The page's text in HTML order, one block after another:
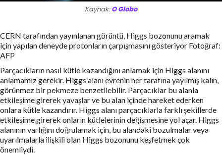
Kaynak:O Globo
CERN tarafından yayınlanan görüntü, Higgs bozonunu aramak
için yapılan deneyde protonların çarpışmasını gösteriyor Fotoğraf:
AFP
Parçacıkların nasıl kütle kazandığını anlamak için Higgs alanını
anlamamız gerekir. Higgs alanı evrenin her tarafına yayılmış kalın,
görünmez bir pekmeze benzetilebilir. Parçacıklar bu alanla
etkileşime girerek yavaşlar ve bu alan içinde hareket ederken
onlara kütle kazandırır. Higgs alanı parçacıklarla farklı şekillerde
etkileşime girerek onların kütlelerinin değişmesine yol açar. Higgs
alanının varlığını doğrulamak için, bu alandaki bozulmalar veya
uyarılmalarla ilişkili olan Higgs bozonunu keşfetmek çok
önemliydi.